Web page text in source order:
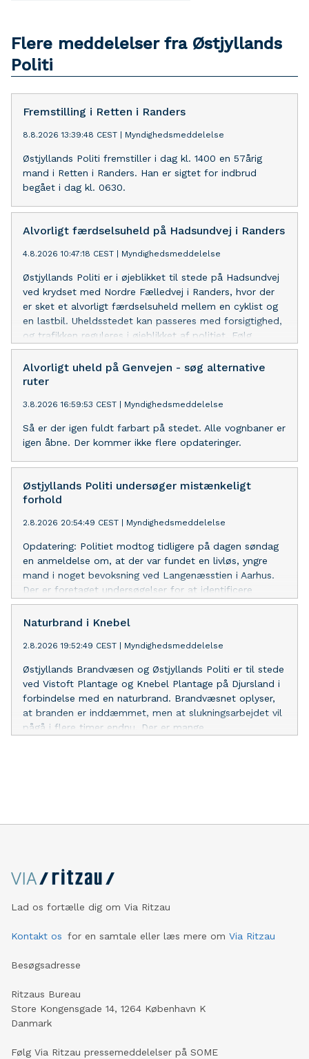
Flere meddelelser fra Østjyllands
Politi
Fremstilling i Retten i Randers
8.8.2026 13:39:48 CEST Myndighedsmeddelelse
Østjyllands Politi fremstiller i dag kl. 1400 en 57årig
mand i Retten i Randers. Han er sigtet for indbrud
begået i dag kl. 0630.
Alvorligt færdselsuheld på Hadsundvej i Randers
4.8.2026 10:47:18 CEST Myndighedsmeddelelse
Østjyllands Politi er i øjeblikket til stede på Hadsundvej
ved krydset med Nordre Fælledvej i Randers, hvor der
er sket et alvorligt færdselsuheld mellem en cyklist og
en lastbil. Uheldsstedet kan passeres med forsigtighed,
og trafikken reguleres i øjeblikket af politiet. Følg
politiets anvisninger, sænk hastigheden, og benyt gerne
alternative ruter. Uheldsstedet skal undersøges af en
bilinspektør, og vi forventer i øjeblikket forlænget
Alvorligt uheld på Genvejen - søg alternative
ruter
3.8.2026 16:59:53 CEST Myndighedsmeddelelse
Så er der igen fuldt farbart på stedet. Alle vognbaner er
igen åbne. Der kommer ikke flere opdateringer.
Østjyllands Politi undersøger mistænkeligt
forhold
2.8.2026 20:54:49 CEST Myndighedsmeddelelse
Opdatering: Politiet modtog tidligere på dagen søndag
en anmeldelse om, at der var fundet en livløs, yngre
mand i noget bevoksning ved Langenæsstien i Aarhus.
Der er foretaget undersøgelser for at identificere
manden samt for at klarlægge, om der skulle ligge en
kriminel handling bag. Undersøgelserne en nu
handling. Der er tale om en 34-årig, svensk mand.
Naturbrand i Knebel
2.8.2026 19:52:49 CEST Myndighedsmeddelelse
Østjyllands Brandvæsen og Østjyllands Politi er til stede
ved Vistoft Plantage og Knebel Plantage på Djursland i
forbindelse med en naturbrand. Brandvæsnet oplyser,
at branden er inddæmmet, men at slukningsarbejdet vil
pågå i flere timer endnu. Der er mange
Lad os fortælle dig om Via Ritzau
Kontakt os for en samtale eller læs mere om Via Ritzau
Besøgsadresse
Ritzaus Bureau
Store Kongensgade 14, 1264 København K
Danmark
Følg Via Ritzau pressemeddelelser på SOME